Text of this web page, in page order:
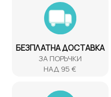
БЕЗПЛАТНА ДОСТАВКА
ЗА ПОРЪЧКИ
НАД 95 €